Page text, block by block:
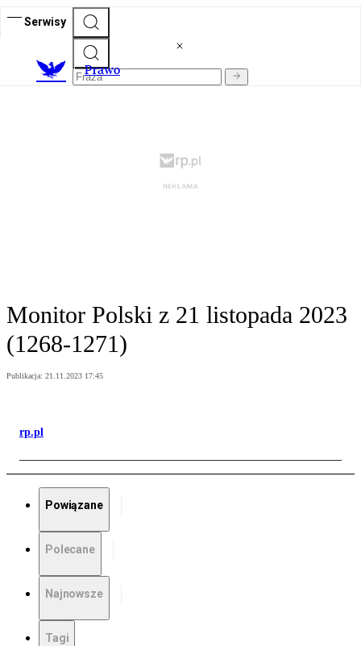
Serwisy
Prawo
Monitor Polski z 21 listopada 2023
(1268-1271)
Publikacja: 21.11.2023 17:45
rp.pl
Powiązane
Polecane
Najnowsze
Tagi